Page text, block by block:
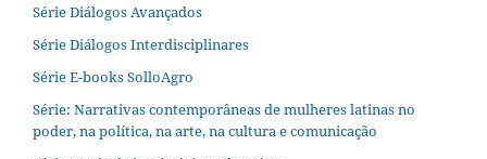
Série Diálogos Avançados
Série Diálogos Interdisciplinares
Série E-books SolloAgro
Série: Narrativas contemporâneas de mulheres latinas no
poder, na política, na arte, na cultura e comunicação